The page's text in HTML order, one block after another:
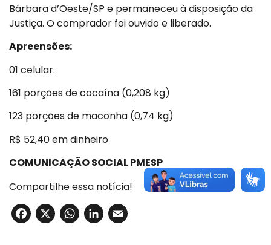
Bárbara d’Oeste/SP e permaneceu à disposição da
Justiça. O comprador foi ouvido e liberado.
Apreensões:
01 celular.
161 porções de cocaína (0,208 kg)
123 porções de maconha (0,74 kg)
R$ 52,40 em dinheiro
COMUNICAÇÃO SOCIAL PMESP
Compartilhe essa notícia!
Facebook
X WhatsApp
LinkedIn